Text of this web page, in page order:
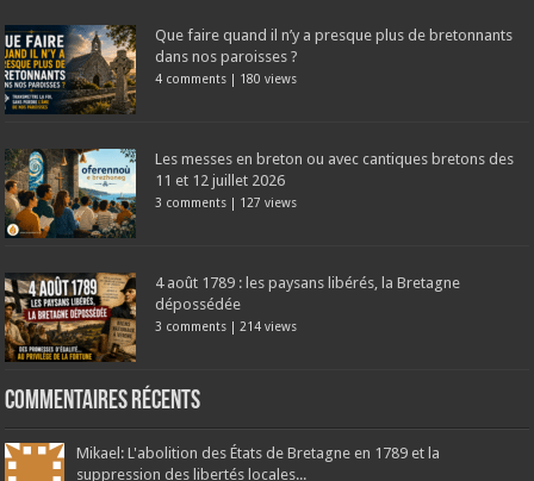
Que faire quand il n’y a presque plus de bretonnants
dans nos paroisses ?
4 comments 180 views
Les messes en breton ou avec cantiques bretons des
11 et 12 juillet 2026
3 comments 127 views
4 août 1789 : les paysans libérés, la Bretagne
dépossédée
3 comments |214 views
Commentaires récents
Mikael: L'abolition des États de Bretagne en 1789 et la
suppression des libertés locales...